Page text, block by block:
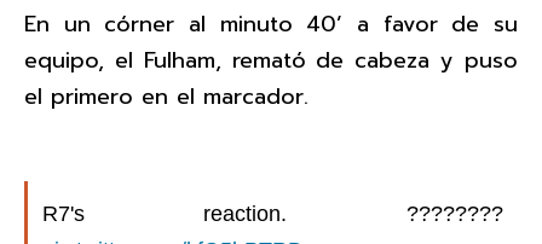
En un córner al minuto 40’ a favor de su
equipo, el Fulham, remató de cabeza y puso
el primero en el marcador.
R7's reaction. ????????